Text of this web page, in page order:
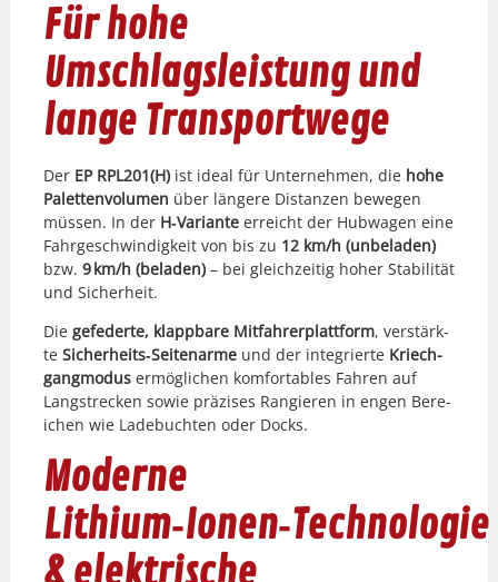
Für hohe
Umschlagsleistung und
lange Transportwege
Der EP RPL201(H)ist ide­al für Unternehmen, die hohe
Palet­ten­vol­u­men über län­gere Dis­tanzen bewe­gen
müssen. In der H‑Varianteerre­icht der Hub­wa­gen eine
Fahrgeschwindigkeit von bis zu 12 km/h (unbe­laden)
bzw. 9 km/h (beladen)– bei gle­ichzeit­ig hoher Sta­bil­ität
und Sicher­heit.
Die gefed­erte, klapp­bare Mit­fahrerplat­tform, ver­stärk­
te Sicherheits‑Seitenarmeund der inte­gri­erte Kriech­
gang­modusermöglichen kom­fort­a­bles Fahren auf
Langstreck­en sowie präzis­es Rang­ieren in engen Bere­
ichen wie Lade­bucht­en oder Docks.
Moderne
Lithium‑Ionen‑Technologie